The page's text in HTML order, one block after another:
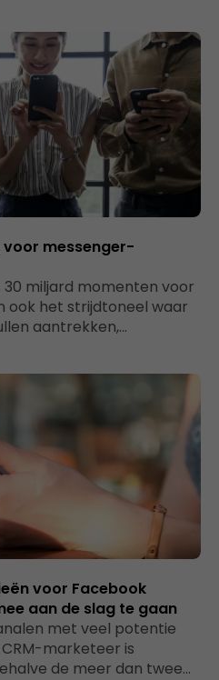
messenger-
miljard momenten voor
ook het strijdtoneel waar
aantrekken,…
voor Facebook
aan de slag te gaan
met veel potentie
marketeer is
de meer dan twee…